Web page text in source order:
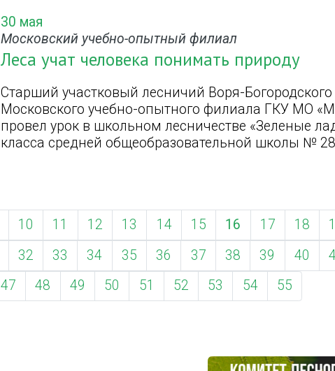
30 мая
Московский учебно-опытный филиал
Леса учат человека понимать природу
Старший участковый лесничий Воря-Богородского
Московского учебно-опытного филиала ГКУ МО
провел урок в школьном лесничестве «Зеленые
класса средней общеобразовательной школы №
10 11 12 13 14 15 16 17 18
32 33 34 35 36 37 38 39 40
47
48 49 50 51 52 53 54 55